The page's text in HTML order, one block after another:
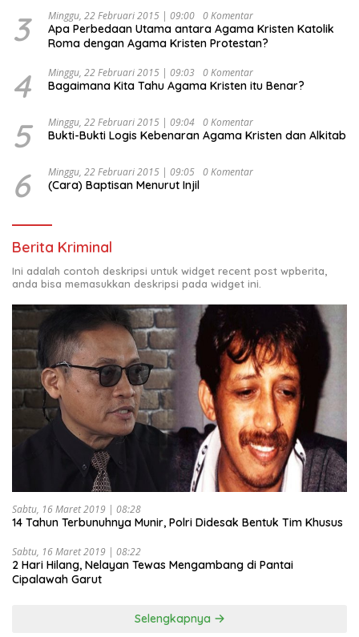
Indonesia Emas 2045”,
3 Minggu, 22 Februari 2015 | 09:00 0 Komentar
Apa Perbedaan Utama antara Agama Kristen Katolik
Roma dengan Agama Kristen Protestan?
4 Minggu, 22 Februari 2015 | 09:03 0 Komentar
Bagaimana Kita Tahu Agama Kristen itu Benar?
5 Minggu, 22 Februari 2015 | 09:04 0 Komentar
Bukti-Bukti Logis Kebenaran Agama Kristen dan Alkitab
6 Minggu, 22 Februari 2015 | 09:05 0 Komentar
(Cara) Baptisan Menurut Injil
Berita Kriminal
Ini adalah contoh deskripsi untuk widget recent post wpberita,
anda bisa memasukkan deskripsi pada widget ini.
Sabtu, 16 Maret 2019 | 08:28
14 Tahun Terbunuhnya Munir, Polri Didesak Bentuk Tim Khusus
Sabtu, 16 Maret 2019 | 08:22
2 Hari Hilang, Nelayan Tewas Mengambang di Pantai
Cipalawah Garut
Selengkapnya